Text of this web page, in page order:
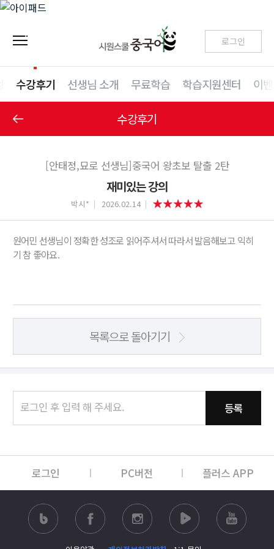
로그인
수강후기 선생님 소개 무료학습 학습지원센터 이
수강후기
[안태정,묘로 선생님]중국어 왕초보 탈출 2탄
재미있는 강의
박시* 2026.02.14
원어민 선생님이 정확한 성조로 읽어주셔서 따라서 발음해보고 익히
기 참 좋아요.
목록으로 돌아기기
등록
로그인 PC버전 플러스 APP